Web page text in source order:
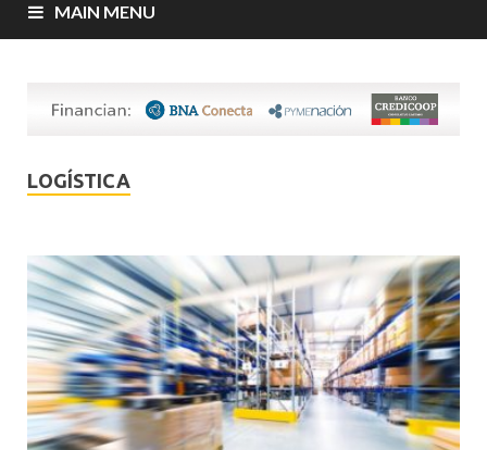
MAIN MENU
LOGÍSTICA